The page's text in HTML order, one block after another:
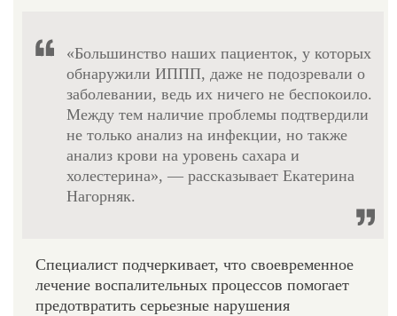
«Большинство наших пациенток, у которых
обнаружили ИППП, даже не подозревали о
заболевании, ведь их ничего не беспокоило.
Между тем наличие проблемы подтвердили
не только анализ на инфекции, но также
анализ крови на уровень сахара и
холестерина», — рассказывает Екатерина
Нагорняк.
Специалист подчеркивает, что своевременное
лечение воспалительных процессов помогает
предотвратить серьезные нарушения